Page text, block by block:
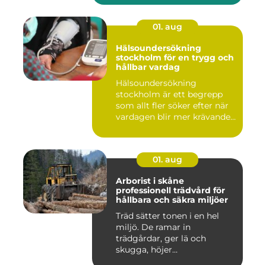
01. aug
Hälsoundersökning
stockholm för en trygg och
hållbar vardag
Hälsoundersökning
stockholm är ett begrepp
som allt fler söker efter när
vardagen blir mer krävande
01. aug
Arborist i skåne
professionell trädvård för
hållbara och säkra miljöer
Träd sätter tonen i en hel
miljö. De ramar in
trädgårdar, ger lä och
skugga, höjer